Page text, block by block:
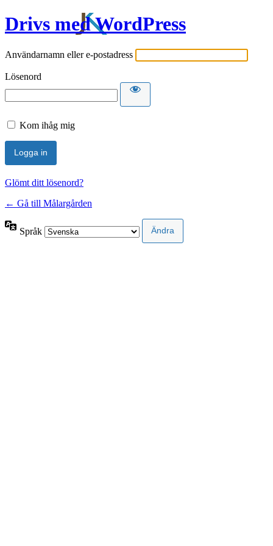
Drivs med WordPress
Användarnamn eller e-postadress
Lösenord
Kom ihåg mig
Glömt ditt lösenord?
← Gå till Målargården
Språk